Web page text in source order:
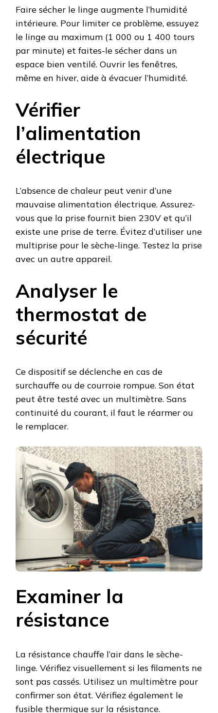
Faire sécher le linge augmente l’humidité
intérieure. Pour limiter ce problème, essuyez
le linge au maximum (1 000 ou 1 400 tours
par minute) et faites-le sécher dans un
espace bien ventilé. Ouvrir les fenêtres,
même en hiver, aide à évacuer l’humidité.
Vérifier
l’alimentation
électrique
L’absence de chaleur peut venir d’une
mauvaise alimentation électrique. Assurez-
vous que la prise fournit bien 230V et qu’il
existe une prise de terre. Évitez d’utiliser une
multiprise pour le sèche-linge. Testez la prise
avec un autre appareil.
Analyser le
thermostat de
sécurité
Ce dispositif se déclenche en cas de
surchauffe ou de courroie rompue. Son état
peut être testé avec un multimètre. Sans
continuité du courant, il faut le réarmer ou
le remplacer.
Examiner la
résistance
La résistance chauffe l’air dans le sèche-
linge. Vérifiez visuellement si les filaments ne
sont pas cassés. Utilisez un multimètre pour
confirmer son état. Vérifiez également le
fusible thermique sur la résistance.